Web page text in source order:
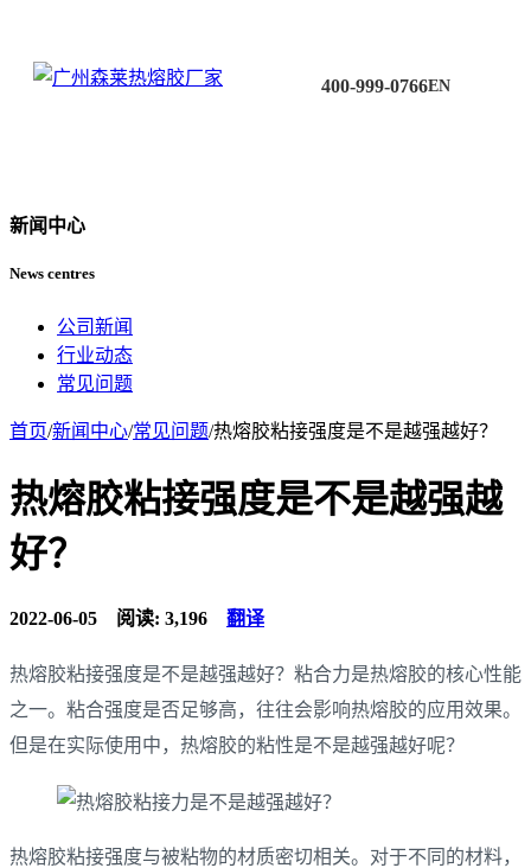
400-999-0766EN
新闻中心
News centres
公司新闻
行业动态
常见问题
首页/新闻中心/常见问题/热熔胶粘接强度是不是越强越好？
热熔胶粘接强度是不是越强越
好？
2022-06-05 阅读: 3,196 翻译
热熔胶粘接强度是不是越强越好？粘合力是热熔胶的核心性能
之一。粘合强度是否足够高，往往会影响热熔胶的应用效果。
但是在实际使用中，热熔胶的粘性是不是越强越好呢？
热熔胶粘接强度与被粘物的材质密切相关。对于不同的材料，